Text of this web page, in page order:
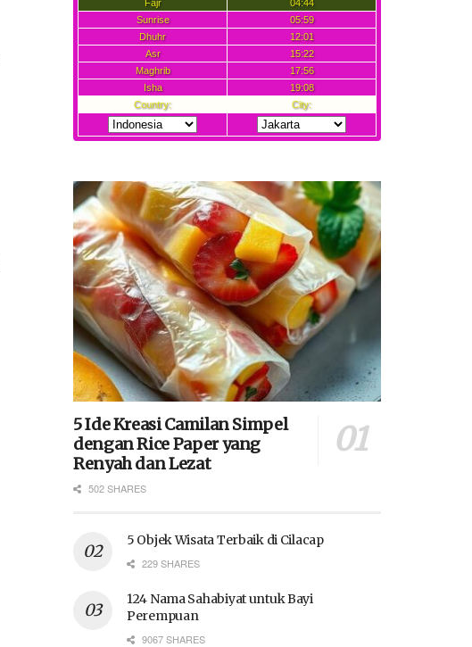
5 Ide Kreasi Camilan Simpel
dengan Rice Paper yang
Renyah dan Lezat
502 SHARES
5 Objek Wisata Terbaik di Cilacap
229 SHARES
124 Nama Sahabiyat untuk Bayi
Perempuan
9067 SHARES